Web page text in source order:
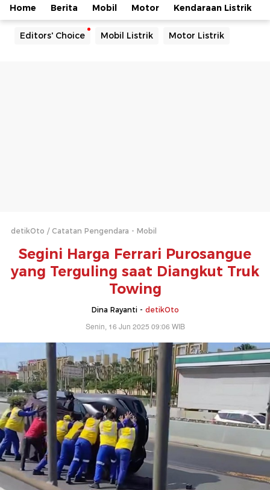
Home Berita Mobil Motor Kendaraan Listrik
Editors' Choice Mobil Listrik Motor Listrik
detikOto Catatan Pengendara - Mobil
Segini Harga Ferrari Purosangue
yang Terguling saat Diangkut Truk
Towing
Dina Rayanti - detikOto
Senin, 16 Jun 2025 09:06 WIB